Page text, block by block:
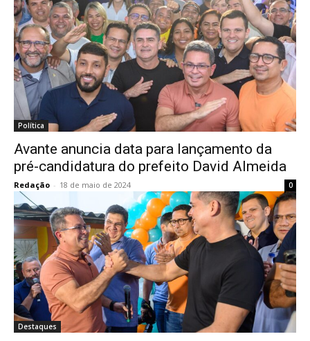
Política
Avante anuncia data para lançamento da
pré-candidatura do prefeito David Almeida
Redação - 18 de maio de 2024 0
Destaques